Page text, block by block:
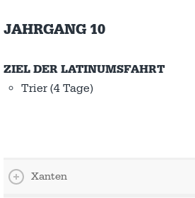
JAHRGANG 10
ZIEL DER LATINUMSFAHRT
Trier (4 Tage)
Xanten